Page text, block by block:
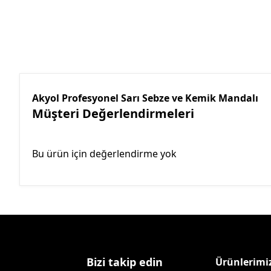
Akyol Profesyonel Sarı Sebze ve Kemik Mandalı
Müşteri Değerlendirmeleri
Bu ürün için değerlendirme yok
Bizi takip edin